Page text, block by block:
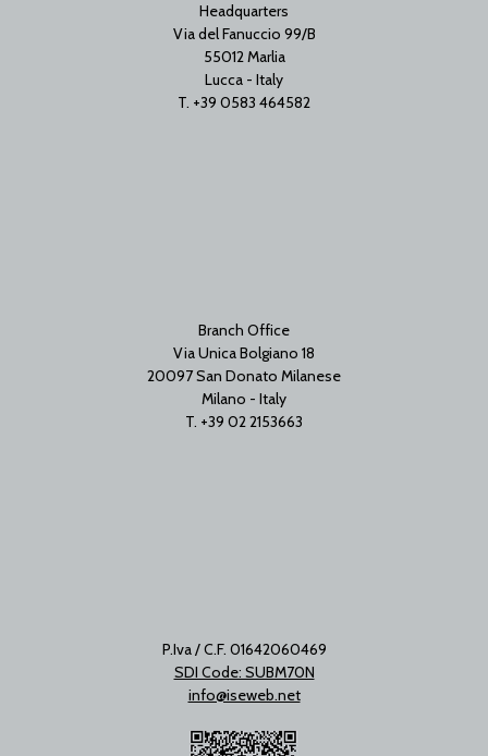
Headquarters
Via del Fanuccio 99/B
55012 Marlia
Lucca - Italy
T. +39 0583 464582
Branch Office
Via Unica Bolgiano 18
20097 San Donato Milanese
Milano - Italy
T. +39 02 2153663
P.Iva / C.F. 01642060469
SDI Code: SUBM70N
info@iseweb.net